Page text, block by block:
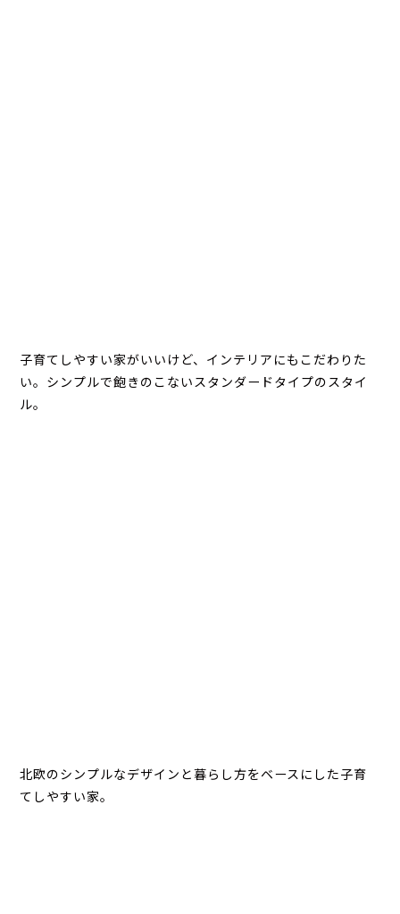
子育てしやすい家がいいけど、インテリアにもこだわりた
い。シンプルで飽きのこないスタンダードタイプのスタイ
ル。
北欧のシンプルなデザインと暮らし方をベースにした子育
てしやすい家。